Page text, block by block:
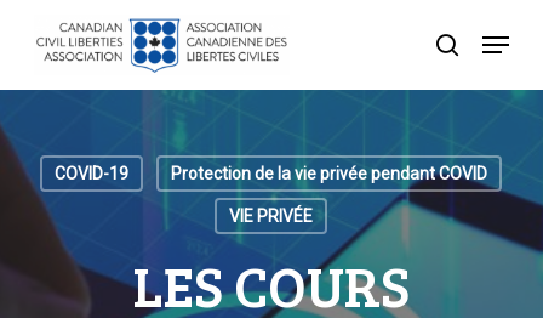
recherche
Menu
COVID-19 Protection de la vie privée pendant COVID
VIE PRIVÉE
LES COURS
Menu